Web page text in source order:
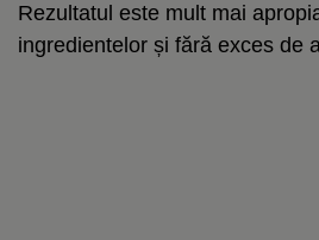
Rezultatul este mult mai
ingredientelor și fără exces de